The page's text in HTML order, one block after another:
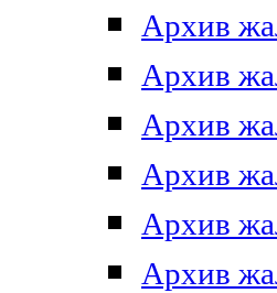
Архив
Архив
Архив
Архив
Архив
Архив